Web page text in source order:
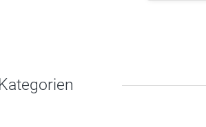
Kategorien